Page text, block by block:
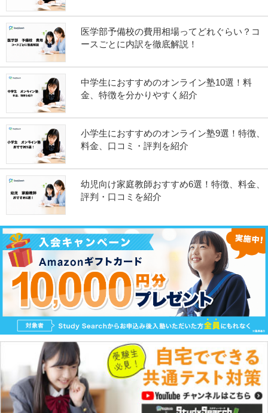
医学部予備校の費用相場ってどれぐらい？コ
ースごとに内訳を徹底解説！
中学生におすすめのオンライン塾10選！料
金、特徴を分かりやすく紹介
小学生におすすめのオンライン塾9選！特徴、
料金、口コミ・評判を紹介
幼児向け家庭教師おすすめ6選！特徴、料金、
評判・口コミを紹介